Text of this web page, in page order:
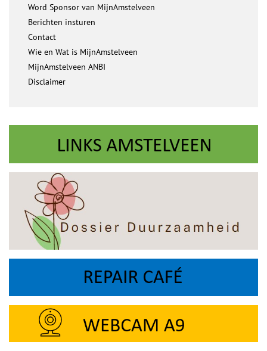
Word Sponsor van MijnAmstelveen
Berichten insturen
Contact
Wie en Wat is MijnAmstelveen
MijnAmstelveen ANBI
Disclaimer